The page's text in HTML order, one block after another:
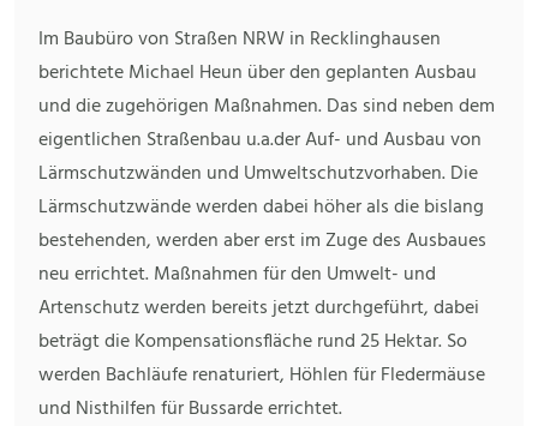
Im Baubüro von Straßen NRW in Recklinghausen
berichtete Michael Heun über den geplanten Ausbau
und die zugehörigen Maßnahmen. Das sind neben dem
eigentlichen Straßenbau u.a.der Auf- und Ausbau von
Lärmschutzwänden und Umweltschutzvorhaben. Die
Lärmschutzwände werden dabei höher als die bislang
bestehenden, werden aber erst im Zuge des Ausbaues
neu errichtet. Maßnahmen für den Umwelt- und
Artenschutz werden bereits jetzt durchgeführt, dabei
beträgt die Kompensationsfläche rund 25 Hektar. So
werden Bachläufe renaturiert, Höhlen für Fledermäuse
und Nisthilfen für Bussarde errichtet.